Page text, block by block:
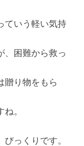
ていう軽い気持
、困難から救っ
贈り物をもら
。
っくりです。